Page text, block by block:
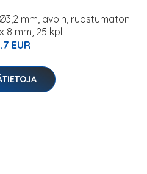
mm, avoin, ruostumaton
8 mm, 25 kpl
EUR